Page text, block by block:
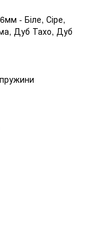
- Біле, Сіре,
Дуб Тахо, Дуб